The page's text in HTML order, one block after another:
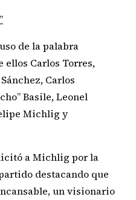
de la palabra
Carlos Torres,
Carlos
Basile, Leonel
Michlig y
a Michlig por la
destacando que
un visionario